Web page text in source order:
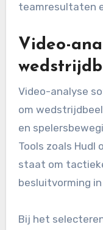
teamresultaten
Video-
Video-analyse
om
en
Tools zoals Hudl
staat om
besluitvorming
Bij het